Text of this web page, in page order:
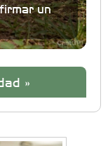
un
»